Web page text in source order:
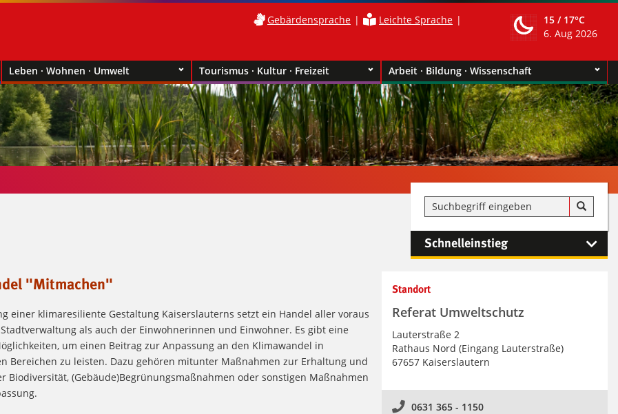
Gebärdensprache Leichte Sprache 15 / 17°C
6. Aug 2026
Leben · Wohnen · Umwelt Tourismus · Kultur · Freizeit Arbeit · Bildung · Wissenschaft
Schnelleinstieg
"Mitmachen"
einer klimaresiliente Gestaltung Kaiserslauterns setzt ein Handel aller voraus
als auch der Einwohnerinnen und Einwohner. Es gibt eine
um einen Beitrag zur Anpassung an den Klimawandel in
Bereichen zu leisten. Dazu gehören mitunter Maßnahmen zur Erhaltung und
Biodiversität, (Gebäude)Begrünungsmaßnahmen oder sonstigen Maßnahmen
Kontaktinformationen und
Weiterführendes
Standort
Referat Umweltschutz
Lauterstraße 2
Rathaus Nord (Eingang Lauterstraße)
67657 Kaiserslautern
0631 365 - 1150